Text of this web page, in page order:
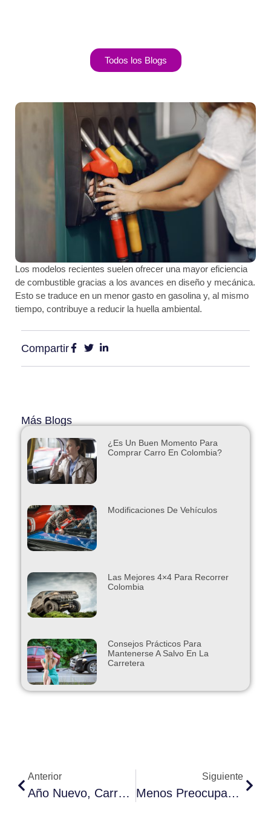
Todos los Blogs
Los modelos recientes suelen ofrecer una mayor eficiencia
de combustible gracias a los avances en diseño y mecánica.
Esto se traduce en un menor gasto en gasolina y, al mismo
tiempo, contribuye a reducir la huella ambiental.
Compartir
Más Blogs
¿Es Un Buen Momento Para
Comprar Carro En Colombia?
Modificaciones De Vehículos
Las Mejores 4×4 Para Recorrer
Colombia
Consejos Prácticos Para
Mantenerse A Salvo En La
Carretera
Anterior
Año Nuevo, Carro Nuevo
Siguiente
Menos Preocupaciones De Mantenimiento